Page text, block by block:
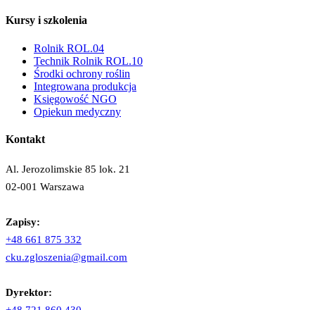
Kursy i szkolenia
Rolnik ROL.04
Technik Rolnik ROL.10
Środki ochrony roślin
Integrowana produkcja
Księgowość NGO
Opiekun medyczny
Kontakt
Al. Jerozolimskie 85 lok. 21
02-001 Warszawa
Zapisy:
+48 661 875 332
cku.zgloszenia@gmail.com
Dyrektor: